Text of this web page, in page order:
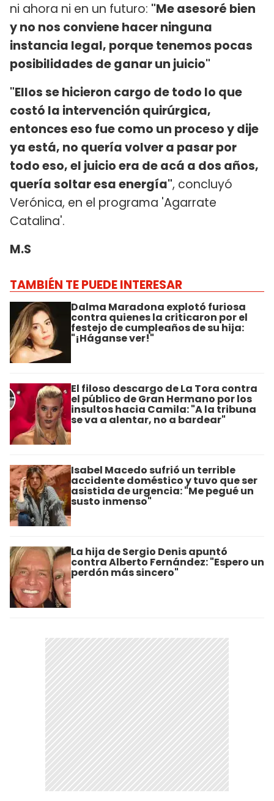
ni ahora ni en un futuro: "Me asesoré bien
y no nos conviene hacer ninguna
instancia legal, porque tenemos pocas
posibilidades de ganar un juicio"
"Ellos se hicieron cargo de todo lo que
costó la intervención quirúrgica,
entonces eso fue como un proceso y dije
ya está, no quería volver a pasar por
todo eso, el juicio era de acá a dos años,
quería soltar esa energía", concluyó
Verónica, en el programa 'Agarrate
Catalina'.
M.S
TAMBIÉN TE PUEDE INTERESAR
Dalma Maradona explotó furiosa
contra quienes la criticaron por el
festejo de cumpleaños de su hija:
"¡Háganse ver!"
El filoso descargo de La Tora contra
el público de Gran Hermano por los
insultos hacia Camila: "A la tribuna
se va a alentar, no a bardear"
Isabel Macedo sufrió un terrible
accidente doméstico y tuvo que ser
asistida de urgencia: "Me pegué un
susto inmenso"
La hija de Sergio Denis apuntó
contra Alberto Fernández: "Espero un
perdón más sincero"